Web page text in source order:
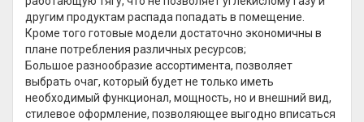
другим продуктам распада попадать в помещение.
Кроме того готовые модели достаточно экономичны в
плане потребления различных ресурсов;
Большое разнообразие ассортимента, позволяет
выбрать очаг, который будет не только иметь
необходимый функционал, мощность, но и внешний вид,
стилевое оформление, позволяющее выгодно вписаться